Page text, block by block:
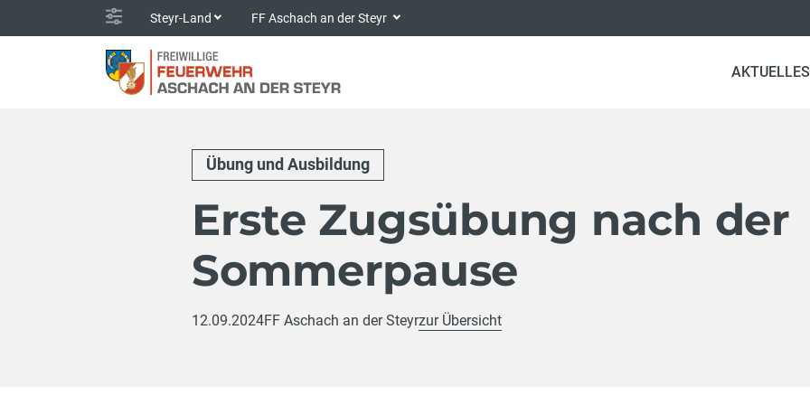
Steyr-Land FF Aschach an der Steyr
AKTUELLES
Übung und Ausbildung
Erste Zugsübung nach der
Sommerpause
12.09.2024FF Aschach an der Steyrzur Übersicht